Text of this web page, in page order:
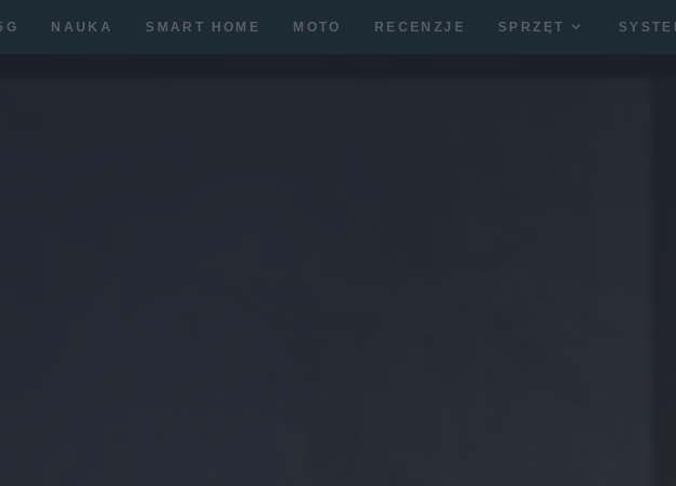
NAUKA SMART HOME MOTO RECENZJE SPRZĘT